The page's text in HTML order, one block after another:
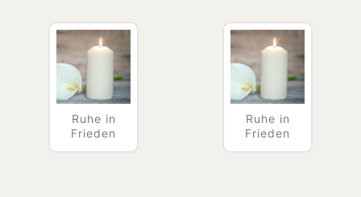
Ruhe in
Frieden
Ruhe in
Frieden